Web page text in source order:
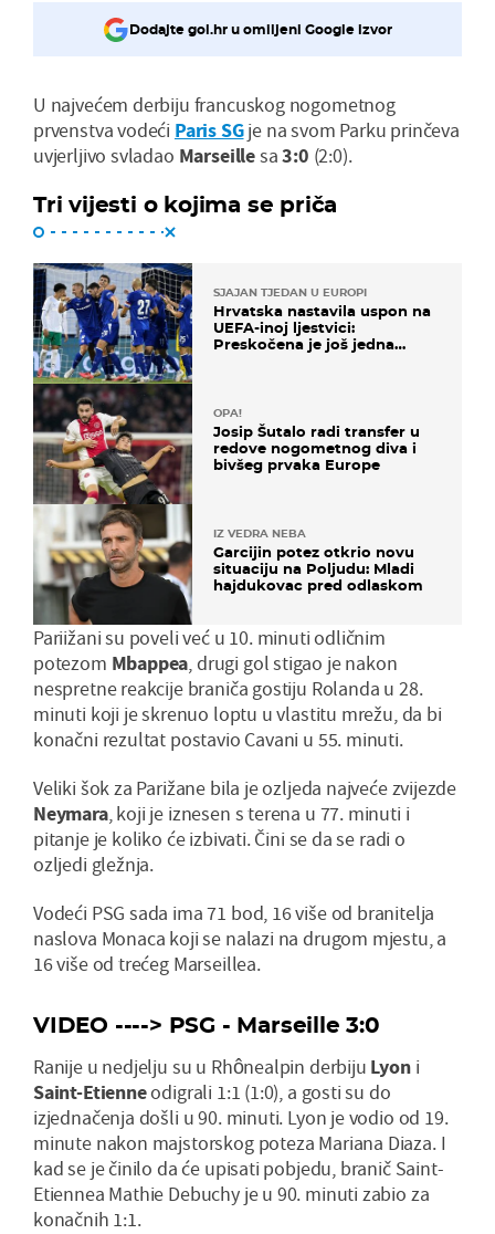
Dodajte gol.hr u omiljeni Google izvor
U najvećem derbiju francuskog nogometnog
prvenstva vodeći Paris SGje na svom Parku prinčeva
uvjerljivo svladao Marseillesa3:0 (2:0).
Tri vijesti o kojima se priča
SJAJAN TJEDAN U EUROPI
Hrvatska nastavila uspon na
UEFA-inoj ljestvici:
Preskočena je još jedna
OPA!
Josip Šutalo radi transfer u
redove nogometnog diva i
bivšeg prvaka Europe
IZ VEDRA NEBA
Garcijin potez otkrio novu
situaciju na Poljudu: Mladi
hajdukovac pred odlaskom
Pariižani su poveli već u 10. minuti odličnim
potezom Mbappea, drugi gol stigao je nakon
nespretne reakcije braniča gostiju Rolanda u 28.
minuti koji je skrenuo loptu u vlastitu mrežu, da bi
konačni rezultat postavio Cavani u 55. minuti.
Veliki šok za Parižane bila je ozljeda najveće zvijezde
Neymara, koji je iznesen s terena u 77. minuti i
pitanje je koliko će izbivati. Čini se da se radi o
ozljedi gležnja.
Vodeći PSG sada ima 71 bod, 16 više od branitelja
naslova Monaca koji se nalazi na drugom mjestu, a
16 više od trećeg Marseillea.
VIDEO ----> PSG - Marseille 3:0
Ranije u nedjelju su u Rhônealpin derbiju Lyoni
Saint-Etienneodigrali 1:1 (1:0), a gosti su do
izjednačenja došli u 90. minuti. Lyon je vodio od 19.
minute nakon majstorskog poteza Mariana Diaza. I
kad se je činilo da će upisati pobjedu, branič Saint-
Etiennea Mathie Debuchy je u 90. minuti zabio za
konačnih 1:1.